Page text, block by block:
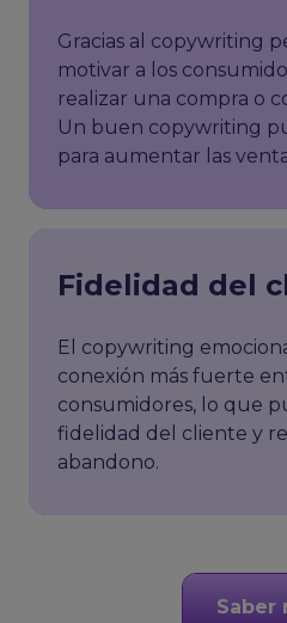
Gracias al copywriting
motivar a los
realizar una compra o
Un buen copywriting
para aumentar las
Fidelidad del
El copywriting
conexión más fuerte
consumidores, lo que
fidelidad del cliente y
abandono.
Saber